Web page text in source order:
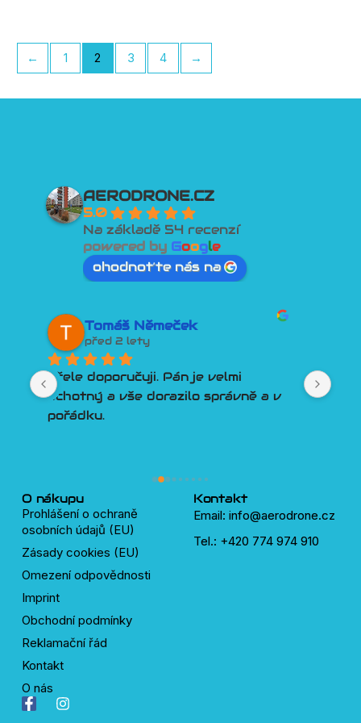
← 1 2 3 4 →
F
a
I
AERODRONE.CZ
5.0
Na základě 54 recenzí
powered by Google
ohodnoťte nás na
David Tesař
před 2 lety
Lepší přístup k zákazníkovi si
člověk snad ani nemůže přát.
Poradí, pomůže, vyjde vstříc.
lidí, kteří pomůžou s čímkoliv okolo
O nákupu
Prohlášení o ochraně
osobních údajů (EU)
Zásady cookies (EU)
Omezení odpovědnosti
Imprint
Obchodní podmínky
Reklamační řád
Kontakt
O nás
Kontakt
Email: info@aerodrone.cz
Tel.: +420 774 974 910